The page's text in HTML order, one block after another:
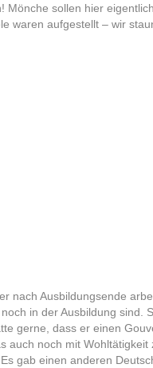
sollen hier
waren aufgestellt – wir
nach Ausbildungsende
in der Ausbildung sind.
gerne, dass er einen
noch mit
gab einen anderen